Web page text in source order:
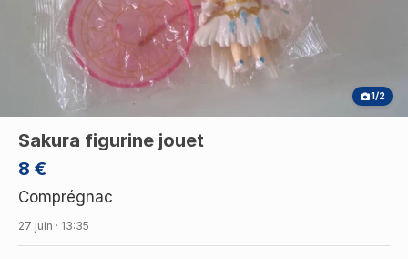
1/2
8 €
Sakura figurine jouet
Comprégnac
27 juin · 13:35